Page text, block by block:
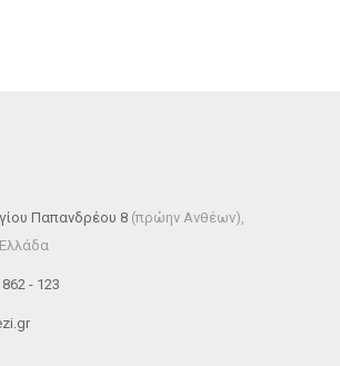
Παπανδρέου 8 (πρώην Ανθέων),
- 123